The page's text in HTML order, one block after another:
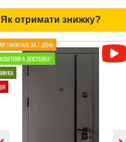
Як отримати знижку?